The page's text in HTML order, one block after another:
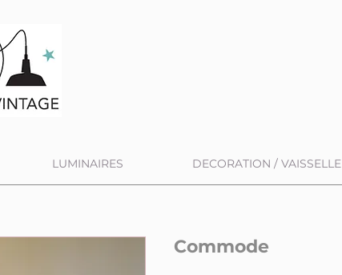
LUMINAIRES DECORATION / VAISSELLE
Commode